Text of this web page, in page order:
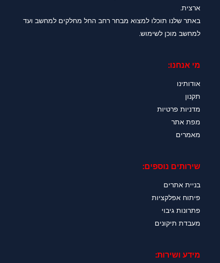
ארצית.
באתר שלנו תוכלו למצוא מבחר רחב החל מחלקים למחשב ועד
למחשב מוכן לשימוש.
מי אנחנו:
אודותינו
תקנון
מדניות פרטיות
מפת אתר
מאמרים
שירותים נוספים:
בניית אתרים
פיתוח אפלקציות
פתרונות גיבוי
מעבדת תיקונים
מידע ושירות: